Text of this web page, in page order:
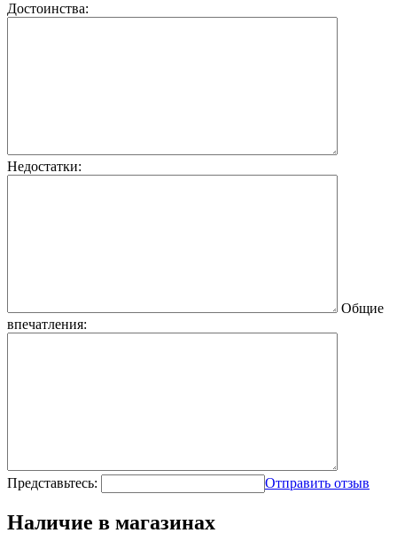
Достоинства:
Недостатки:
Общие
впечатления:
Представьтесь: Отправить отзыв
Наличие в магазинах